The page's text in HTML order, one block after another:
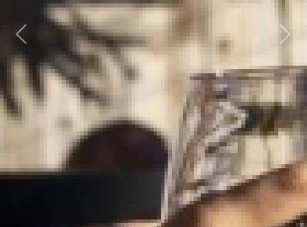
Previous Next